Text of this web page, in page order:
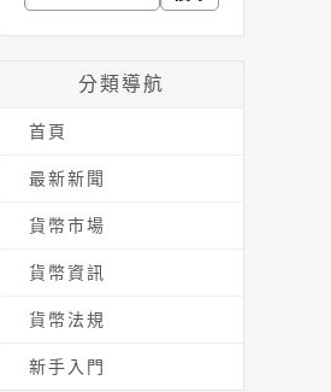
字:
分類導航
首頁
最新新聞
貨幣市場
貨幣資訊
貨幣法規
新手入門